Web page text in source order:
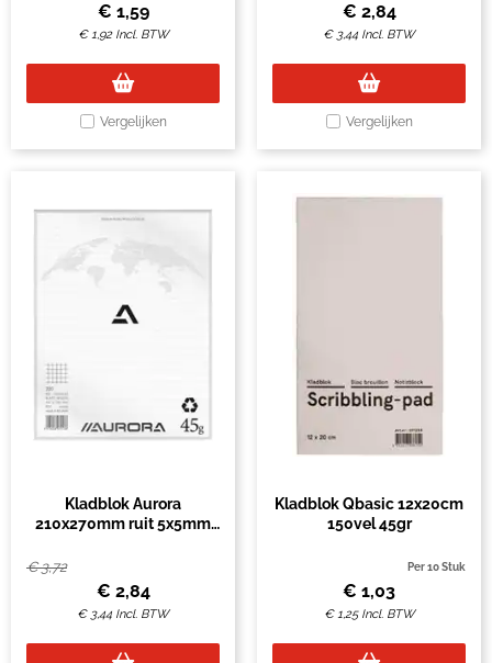
€ 1,59
€1,92 Incl. BTW
Vergelijken
€ 2,84
€ 3,44 Incl. BTW
Vergelijken
Kladblok Aurora
210x270mm ruit 5x5mm
€3,72
€ 2,84
€ 3,44 Incl. BTW
Kladblok Qbasic 12x20cm
150vel 45gr
Per 10 Stuk
€ 1,03
€1,25 Incl. BTW